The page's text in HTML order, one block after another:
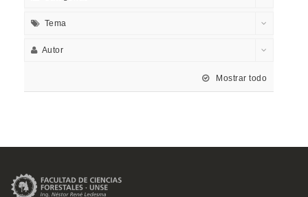
Tema
Autor
Mostrar todo